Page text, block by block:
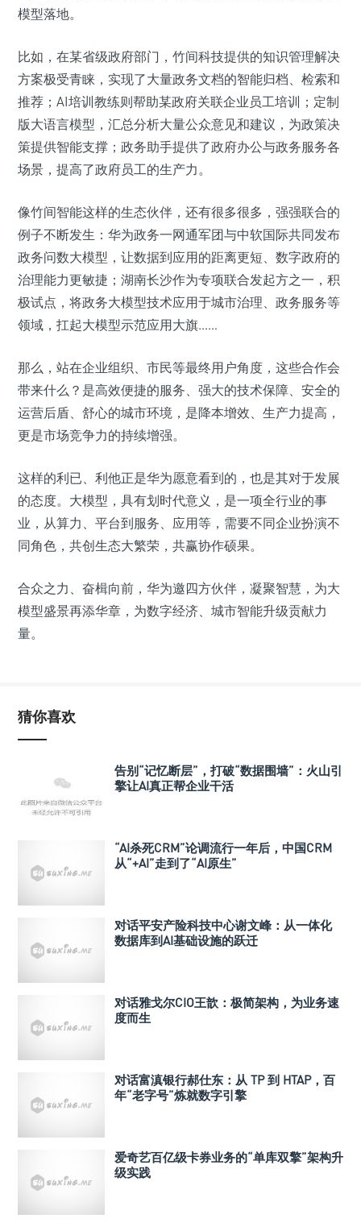
模型落地。
比如，在某省级政府部门，竹间科技提供的知识管理解决
方案极受青睐，实现了大量政务文档的智能归档、检索和
推荐；AI培训教练则帮助某政府关联企业员工培训；定制
版大语言模型，汇总分析大量公众意见和建议，为政策决
策提供智能支撑；政务助手提供了政府办公与政务服务各
场景，提高了政府员工的生产力。
像竹间智能这样的生态伙伴，还有很多很多，强强联合的
例子不断发生：华为政务一网通军团与中软国际共同发布
政务问数大模型，让数据到应用的距离更短、数字政府的
治理能力更敏捷；湖南长沙作为专项联合发起方之一，积
极试点，将政务大模型技术应用于城市治理、政务服务等
领域，扛起大模型示范应用大旗……
那么，站在企业组织、市民等最终用户角度，这些合作会
带来什么？是高效便捷的服务、强大的技术保障、安全的
运营后盾、舒心的城市环境，是降本增效、生产力提高，
更是市场竞争力的持续增强。
这样的利已、利他正是华为愿意看到的，也是其对于发展
的态度。大模型，具有划时代意义，是一项全行业的事
业，从算力、平台到服务、应用等，需要不同企业扮演不
同角色，共创生态大繁荣，共赢协作硕果。
合众之力、奋楫向前，华为邀四方伙伴，凝聚智慧，为大
模型盛景再添华章，为数字经济、城市智能升级贡献力
量。
猜你喜欢
告别“记忆断层”，打破“数据围墙”：火山引
擎让AI真正帮企业干活
“AI杀死CRM”论调流行一年后，中国CRM
从“+AI”走到了“AI原生”
对话平安产险科技中心谢文峰：从一体化
数据库到AI基础设施的跃迁
对话雅戈尔CIO王歆：极简架构，为业务速
度而生
对话富滇银行郝仕东：从 TP 到 HTAP，百
年“老字号”炼就数字引擎
爱奇艺百亿级卡券业务的“单库双擎”架构升
级实践